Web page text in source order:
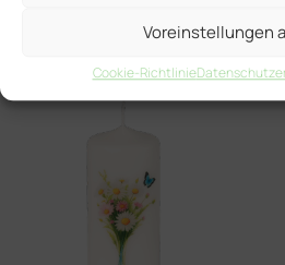
Voreinstellungen
Cookie-Richtlinie